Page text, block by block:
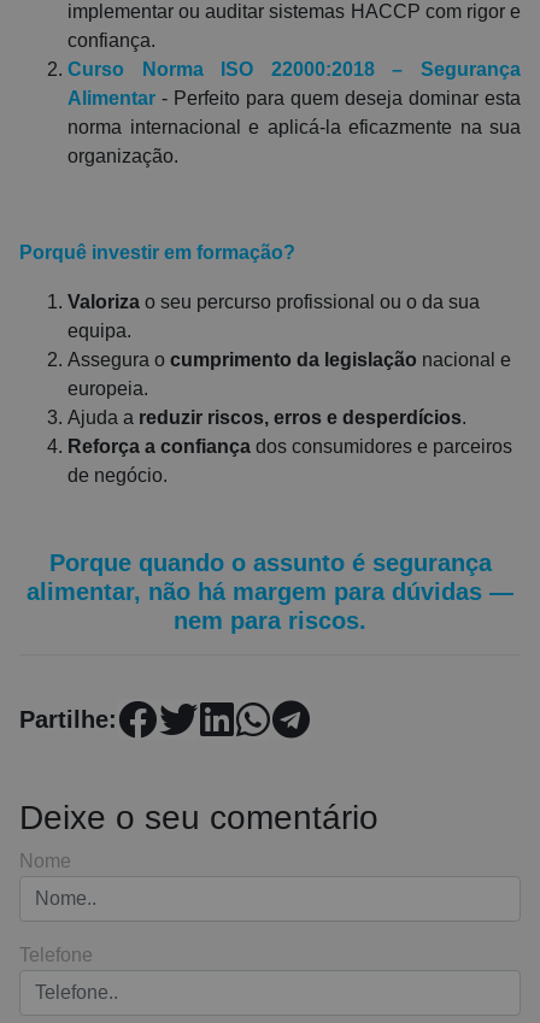
implementar ou auditar sistemas HACCP com rigor e
confiança.
Curso Norma ISO 22000:2018 – Segurança
Alimentar - Perfeito para quem deseja dominar esta
norma internacional e aplicá-la eficazmente na sua
organização.
Porquê investir em formação?
Valoriza o seu percurso profissional ou o da sua
equipa.
Assegura o cumprimento da legislação nacional e
europeia.
Ajuda a reduzir riscos, erros e desperdícios.
Reforça a confiança dos consumidores e parceiros
de negócio.
Porque quando o assunto é segurança
alimentar, não há margem para dúvidas —
nem para riscos.
Partilhe:
Deixe o seu comentário
Nome
Telefone